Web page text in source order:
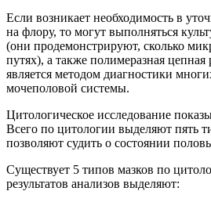
Если возникает необходимость в
на флору, то могут выполняться
(они продемонстрируют, сколько
путях), а также полимеразная цепная
является методом диагностики
мочеполовой системы.
Цитологическое исследование
Всего по цитологии выделяют пять
позволяют судить о состоянии
Существует 5 типов мазков по
результатов анализов выделяют: